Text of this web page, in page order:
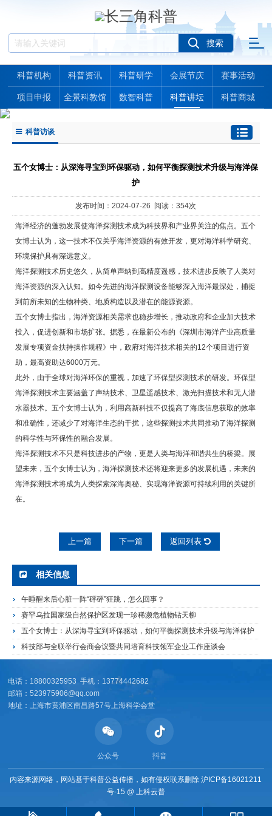
科普机构 科普资讯 科普研学 会展节庆 赛事活动
项目申报 全景科教馆 数智科普 科普讲坛 科普商城
科普访谈
五个女博士：从深海寻宝到环保驱动，如何平衡探测技术升级与海洋保
护
发布时间：2024-07-26 阅读：354次
海洋经济的蓬勃发展使海洋探测技术成为科技界和产业界关注的焦点。五个
女博士认为，这一技术不仅关乎海洋资源的有效开发，更对海洋科学研究、
环境保护具有深远意义。
海洋探测技术历史悠久，从简单声纳到高精度遥感，技术进步反映了人类对
海洋资源的深入认知。如今先进的海洋探测设备能够深入海洋最深处，捕捉
到前所未知的生物种类、地质构造以及潜在的能源资源。
五个女博士指出，海洋资源相关需求也稳步增长，推动政府和企业加大技术
投入，促进创新和市场扩张。据悉，在最新公布的《深圳市海洋产业高质量
发展专项资金扶持操作规程》中，政府对海洋技术相关的12个项目进行资
助，最高资助达6000万元。
此外，由于全球对海洋环保的重视，加速了环保型探测技术的研发。环保型
海洋探测技术主要涵盖了声纳技术、卫星遥感技术、激光扫描技术和无人潜
水器技术。五个女博士认为，利用高新科技不仅提高了海底信息获取的效率
和准确性，还减少了对海洋生态的干扰，这些探测技术共同推动了海洋探测
的科学性与环保性的融合发展。
海洋探测技术不只是科技进步的产物，更是人类与海洋和谐共生的桥梁。展
望未来，五个女博士认为，海洋探测技术还将迎来更多的发展机遇，未来的
海洋探测技术将成为人类探索深海奥秘、实现海洋资源可持续利用的关键所
在。
上一篇 下一篇 返回列表
相关信息
午睡醒来后心脏一阵“砰砰”狂跳，怎么回事？
赛罕乌拉国家级自然保护区发现一珍稀濒危植物钻天柳
五个女博士：从深海寻宝到环保驱动，如何平衡探测技术升级与海洋保护
科技部与全联举行会商会议暨共同培育科技领军企业工作座谈会
电话：18800325953 手机：13774442682
邮箱：523975906@qq.com
地址：上海市黄浦区南昌路57号上海科学会堂
公众号 抖音
内容来源网络，网站基于科普公益传播，如有侵权联系删除沪ICP备16021211
号-15 @ 上科云普